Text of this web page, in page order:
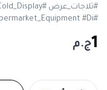
#Supermarket_Equipment #Di
1ج.م